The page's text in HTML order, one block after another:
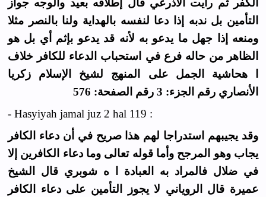
التأمين بل ندبه إذا دعا لنفسه بالهداية ولنا بالنصر مثلا
ومنعه إذا جهل ما يدعو به لأنه قد يدعو بإثم أي بل هو
الظاهر من حاله فرع في استحباب الدعاء للكافر خلاف
ا هحاشية الجمل على المنهج لشيخ الإسلام زكريا
الأنصاري رقم الجزء: 3 رقم الصفحة: 576
- Hasyiyah jamal juz 2 hal 119 :
وقد يجيبهم استدراجا لهم هذا صريح في أن دعاء الكافر
يجاب وهو المرجح وأما قوله تعالى وما دعاء الكافرين إلا
في ضلال فالمراد به العبادة ا ه شوبري قال الشيخ
عميرة قال الروياني لا يجوز التأمين على دعاء الكافر